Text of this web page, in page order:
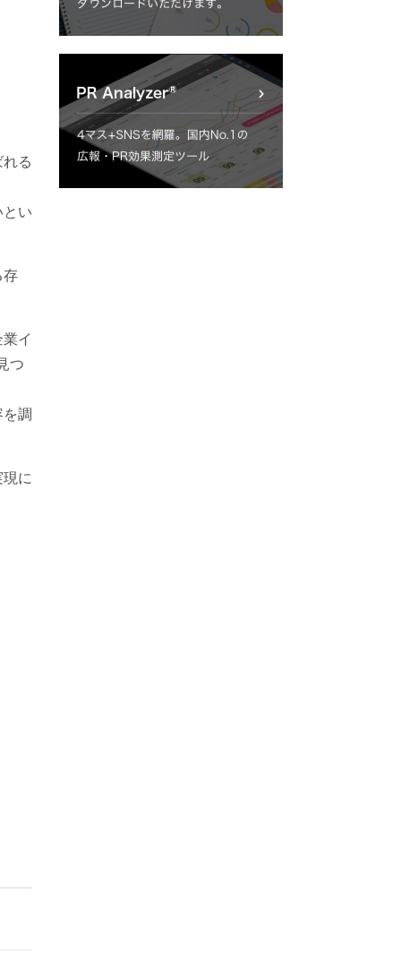
る
い
存
イ
つ
調
に